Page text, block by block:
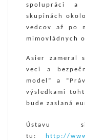
spolupráci a
skupinách
vedcov až po
mimovládnych
Asier zameral
veci a
model” a
výsledkami
bude zaslaná
Ústavu
tu:
http://